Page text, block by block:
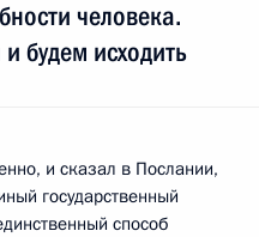
человека.
будем исходить
и сказал в Послании,
государственный
способ